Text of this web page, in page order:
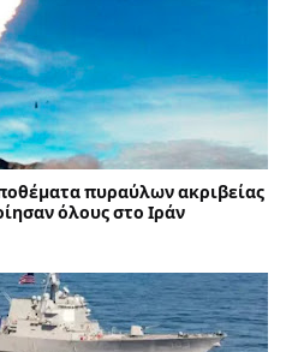
πυραύλων ακριβείας
όλους στο Ιράν